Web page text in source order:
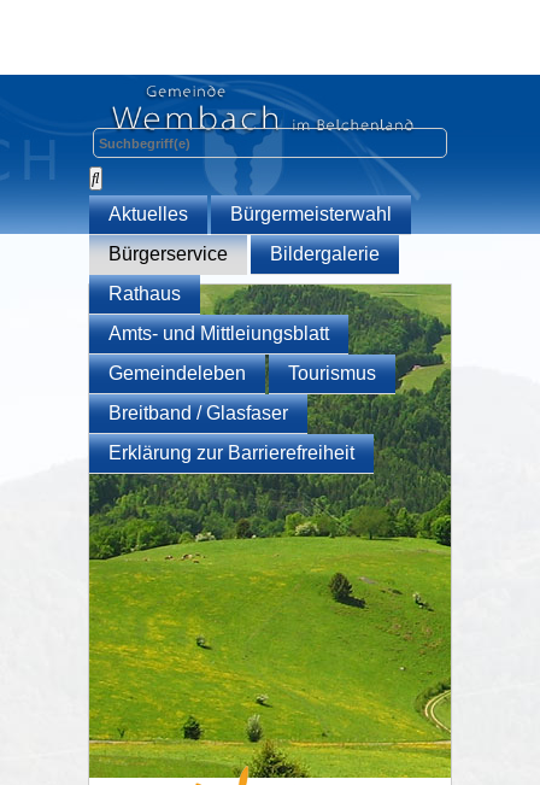
Aktuelles
Bürgermeisterwahl
Bürgerservice
Bildergalerie
Rathaus
Amts- und Mittleiungsblatt
Gemeindeleben
Tourismus
Breitband / Glasfaser
Erklärung zur Barrierefreiheit